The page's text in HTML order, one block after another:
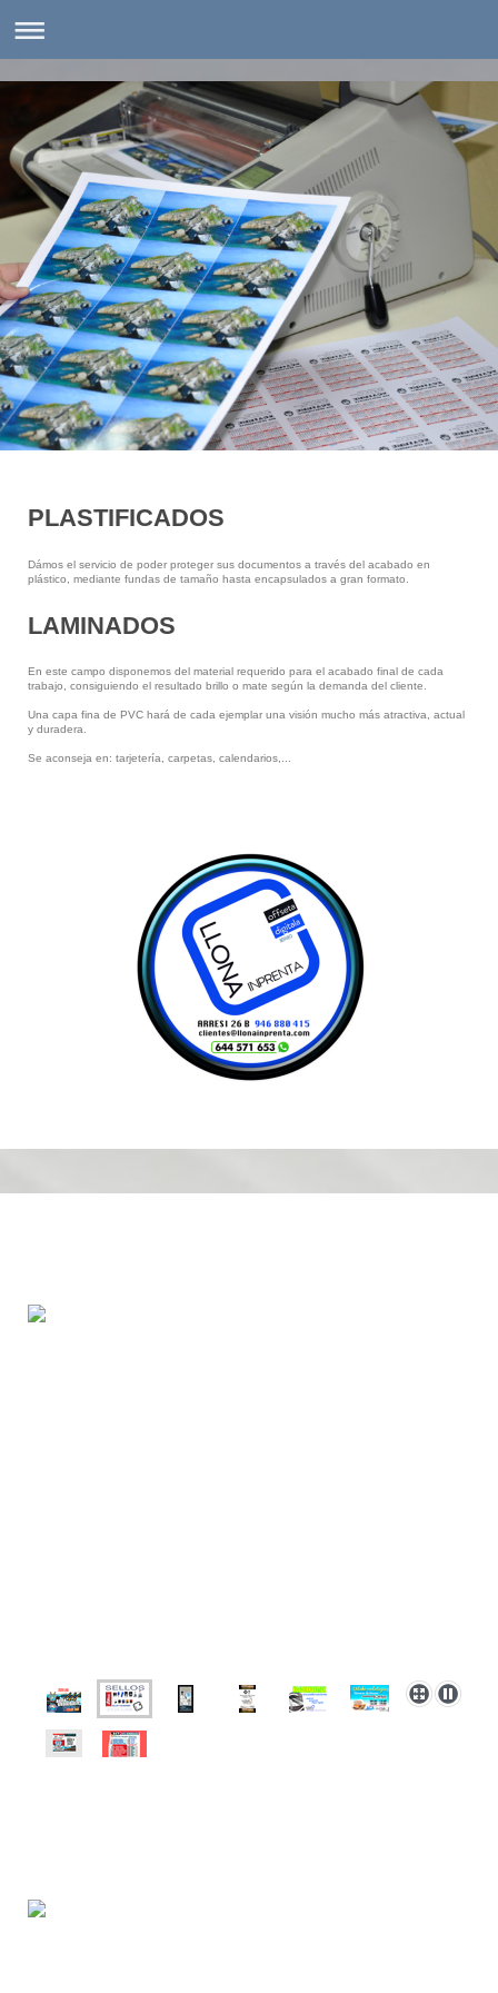
PLASTIFICADOS
Dámos el servicio de poder proteger sus documentos a través del acabado en
plástico, mediante fundas de tamaño hasta encapsulados a gran formato.
LAMINADOS
En este campo disponemos del material requerido para el acabado final de cada
trabajo, consiguiendo el resultado brillo o mate según la demanda del cliente.
Una capa fina de PVC hará de cada ejemplar una visión mucho más atractiva, actual
y duradera.
Se aconseja en: tarjetería, carpetas, calendarios,...